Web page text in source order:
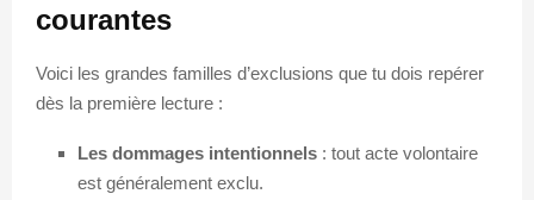
courantes
Voici les grandes familles d’exclusions que tu dois repérer
dès la première lecture :
Les dommages intentionnels : tout acte volontaire
est généralement exclu.